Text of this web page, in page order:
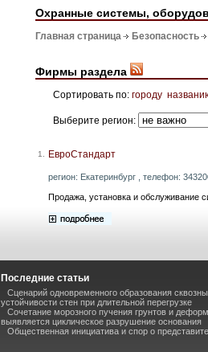
Охранные системы,
Главная страница Безопасность
Фирмы раздела
Сортировать по: городу
Выберите регион:
1. ЕвроСтандарт
регион: Екатеринбург , телефон:
Продажа, установка и обслуживание
Последние статьи
Сценарий одновременного образования
устойчивости стен при длительной перегрузке
Сочетание морозного пучения грунтов и
выявляется циклическое разрушение основания
Общественная инициатива и спор о